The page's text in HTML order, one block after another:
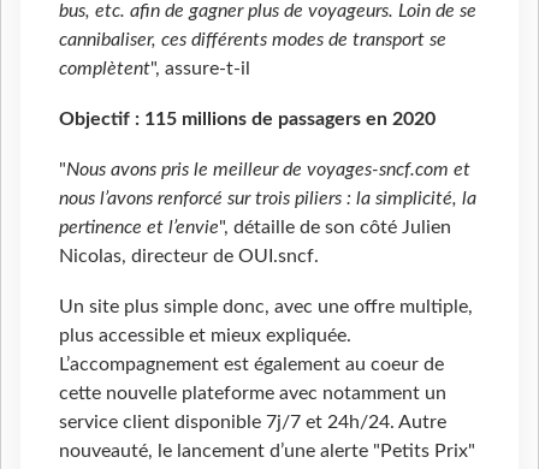
bus, etc. afin de gagner plus de voyageurs. Loin de se
cannibaliser, ces différents modes de transport se
complètent", assure-t-il
Objectif : 115 millions de passagers en 2020
"Nous avons pris le meilleur de voyages-sncf.com et
nous l’avons renforcé sur trois piliers : la simplicité, la
pertinence et l’envie", détaille de son côté Julien
Nicolas, directeur de OUI.sncf.
Un site plus simple donc, avec une offre multiple,
plus accessible et mieux expliquée.
L’accompagnement est également au coeur de
cette nouvelle plateforme avec notamment un
service client disponible 7j/7 et 24h/24. Autre
nouveauté, le lancement d’une alerte "Petits Prix"